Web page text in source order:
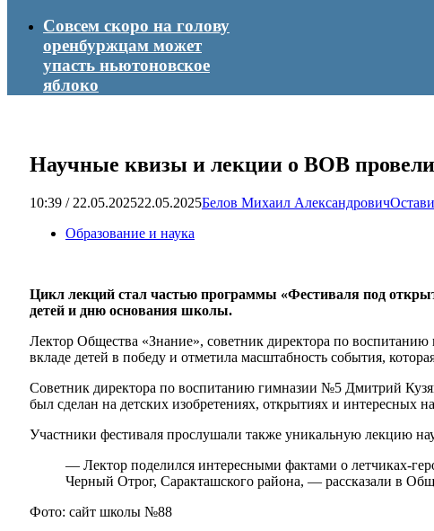
Совсем скоро на голову
оренбуржцам может
упасть ньютоновское
яблоко
Научные квизы и лекции о ВОВ
10:39 / 22.05.202522.05.2025Белов Михаил Александрович
Образование и наука
Цикл лекций стал частью программы «Фестиваля под
детей и дню основания школы.
Лектор Общества «Знание», советник директора по
вкладе детей в победу и отметила масштабность события,
Советник директора по воспитанию гимназии №5 Дмитрий
был сделан на детских изобретениях, открытиях и интересных
Участники фестиваля прослушали также уникальную лекцию
— Лектор поделился интересными фактами о летчиках-
Черный Отрог, Саракташского района, — рассказали в
Фото: сайт школы №88